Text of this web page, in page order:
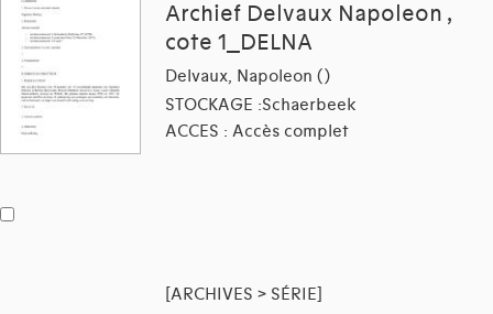
Archief Delvaux Napoleon ,
cote 1_DELNA
Delvaux, Napoleon ()
STOCKAGE :Schaerbeek
ACCES : Accès complet
[ARCHIVES > SÉRIE]